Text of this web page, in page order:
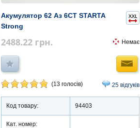
Акумулятор 62 Аз 6СТ STARTA
Strong
2488.22 грн. Немає
(13 голосів) 25 відгуків
Код товару: 94403
Кат. номер: